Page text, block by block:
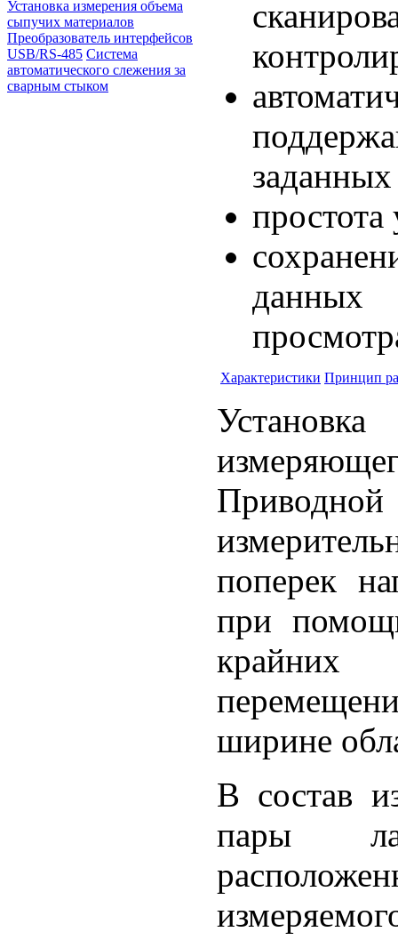
Установка измерения объема
сыпучих материалов
Преобразователь интерфейсов
USB/RS-485 Система
автоматического слежения за
сварным стыком
данных
Характеристики Принцип
поперек
при
крайних
ширине
В состав
пары